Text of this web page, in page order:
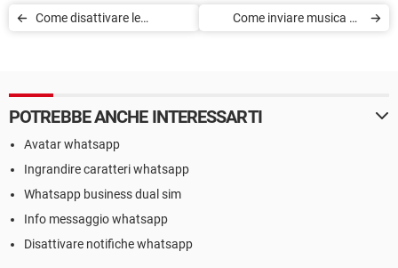
Come disattivare le
Come inviare musica su
POTREBBE ANCHE INTERESSARTI
Avatar whatsapp
Ingrandire caratteri whatsapp
Whatsapp business dual sim
Info messaggio whatsapp
Disattivare notifiche whatsapp